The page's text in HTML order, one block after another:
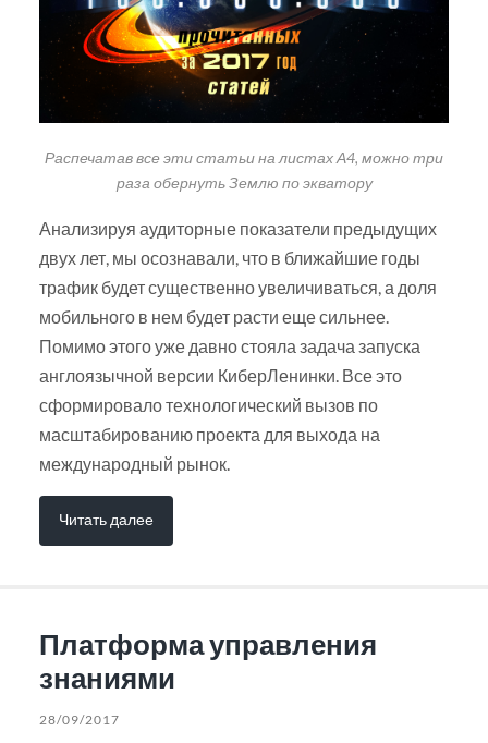
Распечатав все эти статьи на листах А4, можно три
раза обернуть Землю по экватору
Анализируя аудиторные показатели предыдущих
двух лет, мы осознавали, что в ближайшие годы
трафик будет существенно увеличиваться, а доля
мобильного в нем будет расти еще сильнее.
Помимо этого уже давно стояла задача запуска
англоязычной версии КиберЛенинки. Все это
сформировало технологический вызов по
масштабированию проекта для выхода на
международный рынок.
Читать далее
Платформа управления
знаниями
28/09/2017